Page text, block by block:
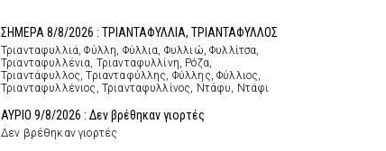
ΣΗΜΕΡΑ 8/8/2026 : ΤΡΙΑΝΤΑΦΥΛΛΙΑ, ΤΡΙΑΝΤΑΦΥΛΛΟΣ
Τριανταφυλλιά, Φύλλη, Φύλλια, Φυλλιώ, Φυλλίτσα,
Τριανταφυλλένια, Τριανταφυλλίνη, Ρόζα,
Τριαντάφυλλος, Τριανταφύλλης, Φύλλης, Φύλλιος,
Τριανταφυλλένιος, Τριανταφυλλίνος, Ντάφυ, Ντάφι
ΑΥΡΙΟ 9/8/2026 : Δεν βρέθηκαν γιορτές
Δεν βρέθηκαν γιορτές